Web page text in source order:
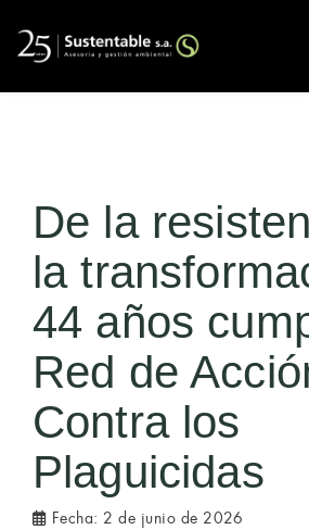
De la
la
44 años
Red de
Contra los
Plaguicidas
Fecha: 2 de junio de 2026